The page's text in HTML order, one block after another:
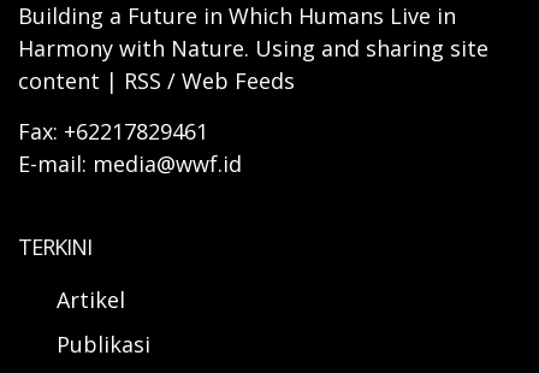
Building a Future in Which Humans Live in
Harmony with Nature. Using and sharing site
content | RSS / Web Feeds
Fax: +62217829461
E-mail: media@wwf.id
TERKINI
Artikel
Publikasi